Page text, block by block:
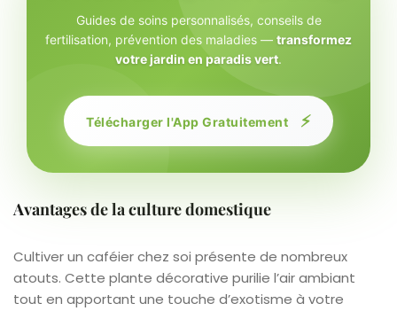
Guides de soins personnalisés, conseils de
fertilisation, prévention des maladies — transformez
votre jardin en paradis vert.
Télécharger l'App Gratuitement ⚡
Avantages de la culture domestique
Cultiver un caféier chez soi présente de nombreux
atouts. Cette plante décorative purilie l’air ambiant
tout en apportant une touche d’exotisme à votre